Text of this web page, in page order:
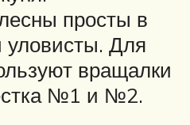
просты в
уловисты. Для
вращалки
№1 и №2.